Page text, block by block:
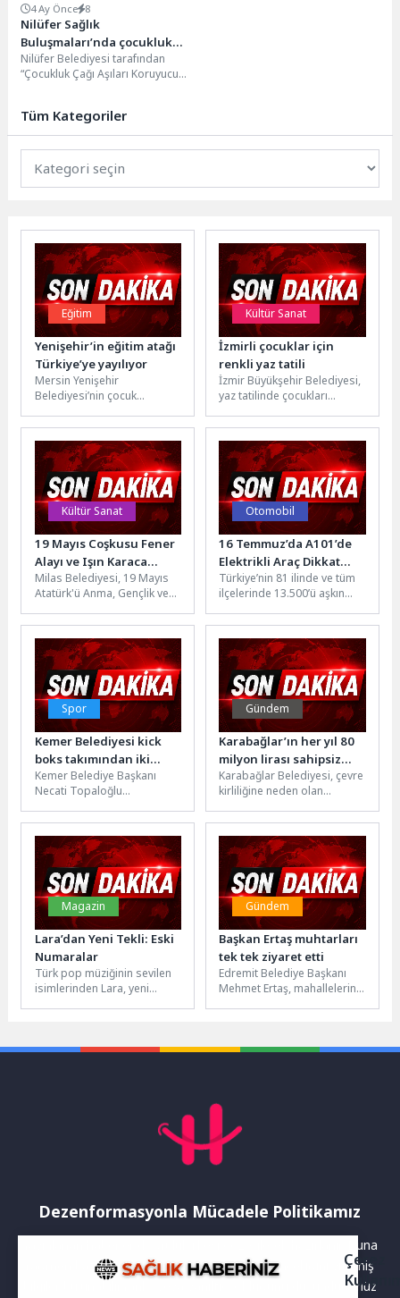
4 Ay Önce 8
Nilüfer Sağlık
Buluşmaları’nda çocukluk
aşılarının önemi vurgulandı
Nilüfer Belediyesi tarafından
“Çocukluk Çağı Aşıları Koruyucu
gerçekleştirildi. Çocuk Sağlığı...
Tüm Kategoriler
Eğitim
Yenişehir’in eğitim atağı
Türkiye’ye yayılıyor
Mersin Yenişehir
Belediyesi’nin çocuk
Beceri Temelli Eğitim Modeli
(BETEM), Artvin Hopa’ya
taşınıyor....
Kültür Sanat
İzmirli çocuklar için
renkli yaz tatili
İzmir Büyükşehir Belediyesi,
yaz tatilinde çocukları
kültür gezilerine uzanan
ücretsiz etkinliklerle
buluşturuyor....
Kültür Sanat
19 Mayıs Coşkusu Fener
Alayı ve Işın Karaca
Konseriyle Taçlandı
Milas Belediyesi, 19 Mayıs
Atatürk'ü Anma, Gençlik ve
gurur ve heyecanla...
Otomobil
16 Temmuz’da A101’de
Elektrikli Araç Dikkat
Çekiyor
Türkiye’nin 81 ilinde ve tüm
ilçelerinde 13.500’ü aşkın
1.200’den fazla tedarikçisiyle
perakende...
Spor
Kemer Belediyesi kick
boks takımından iki
madalya
Kemer Belediye Başkanı
Necati Topaloğlu
Belediyesi Kick Boks Takımı,
11. Uluslararası Açık...
Gündem
Karabağlar’ın her yıl 80
milyon lirası sahipsiz
atıklara gidiyor
Karabağlar Belediyesi, çevre
kirliliğine neden olan
çözüm üretmek amacıyla
yaklaşık iki...
Magazin
Lara’dan Yeni Tekli: Eski
Numaralar
Türk pop müziğinin sevilen
isimlerinden Lara, yeni
atmosferiyle...
Gündem
Başkan Ertaş muhtarları
tek tek ziyaret etti
Edremit Belediye Başkanı
Mehmet Ertaş, mahallelerin
doğrudan...
Dezenformasyonla Mücadele Politikamız
Yayınlanan haberler doğruluk ilkesi gözetilerek hazırlanır. Buna
rağmen bazı içeriklerde eksik, hatalı veya güncelliğini yitirmiş
bilgiler bulunabilir.Yanlış veya yanıltıcı olduğunu düşündüğünüz
Çerez